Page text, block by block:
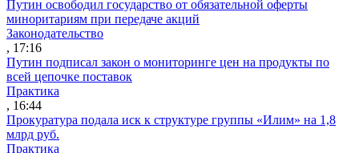
Путин освободил государство от обязательной оферты
миноритариям при передаче акций
Законодательство
, 17:16
Путин подписал закон о мониторинге цен на продукты по
всей цепочке поставок
Практика
, 16:44
Прокуратура подала иск к структуре группы «Илим» на 1,8
млрд руб.
Практика